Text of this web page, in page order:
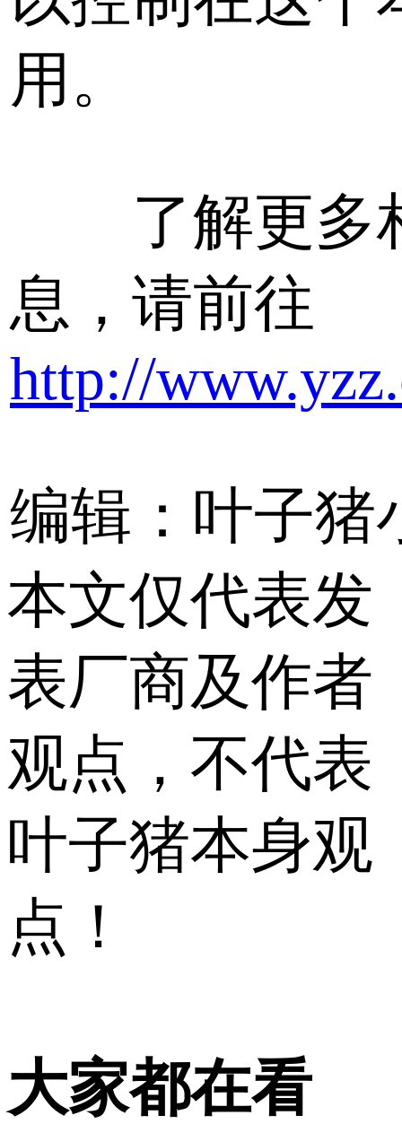
用。
了解更多
息，请前往
http://
编辑：叶子猪
本文仅代表发
表厂商及作者
观点，不代表
叶子猪本身观
点！
大家都在看